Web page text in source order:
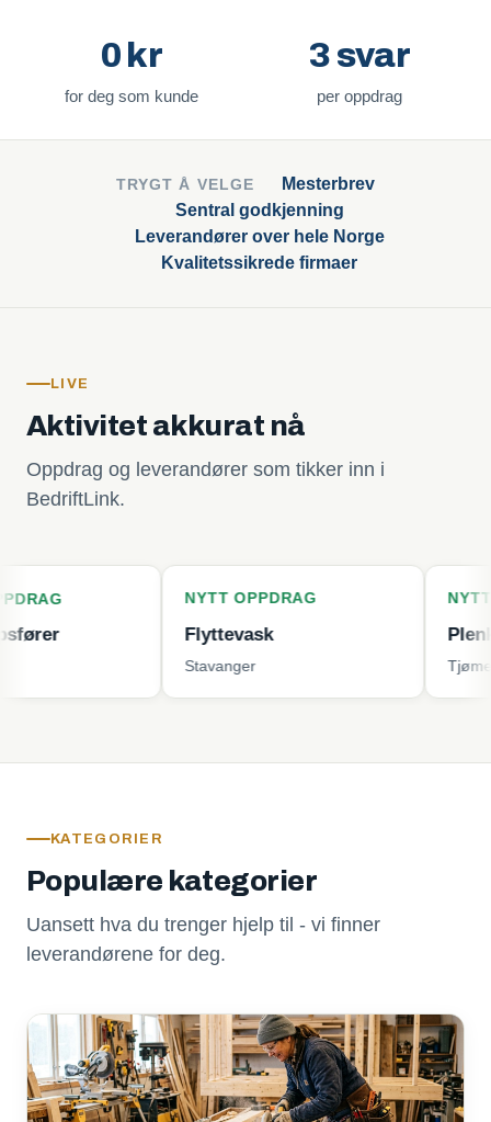
0 kr
for deg som kunde
3 svar
per oppdrag
TRYGT Å VELGE
Mesterbrev
Sentral godkjenning
Leverandører over hele Norge
Kvalitetssikrede firmaer
LIVE
Aktivitet akkurat nå
Oppdrag og leverandører som tikker inn i
BedriftLink.
NYTT OPPDRAG
Flyttevask
NYTT
Plenklipping
KATEGORIER
Populære kategorier
Uansett hva du trenger hjelp til - vi finner
leverandørene for deg.